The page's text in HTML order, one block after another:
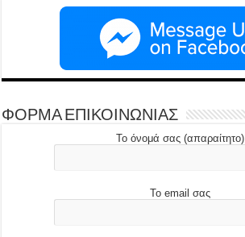
ΦΟΡΜΑ ΕΠΙΚΟΙΝΩΝΙΑΣ
Το όνομά σας (απαραίτητο)
Το email σας